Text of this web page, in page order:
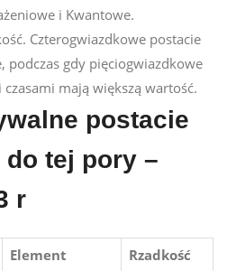
i Kwantowe.
Czterogwiazdkowe postacie
podczas gdy pięciogwiazdkowe
czasami mają większą wartość.
postacie
tej pory –
r
Element
Rzadkość